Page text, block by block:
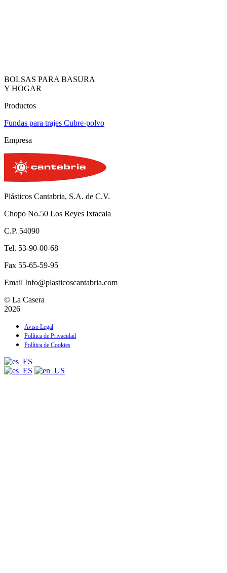
BOLSAS PARA BASURA
Y HOGAR
Productos
Fundas para trajes Cubre-polvo
Empresa
Plásticos Cantabria, S.A. de C.V.
Chopo No.50 Los Reyes Ixtacala
C.P. 54090
Tel. 53-90-00-68
Fax 55-65-59-95
Email Info@plasticoscantabria.com
© La Casera
2026
Aviso Legal
Política de Privacidad
Política de Cookies